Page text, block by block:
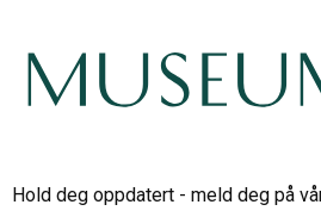
Hold deg oppdatert - meld deg på